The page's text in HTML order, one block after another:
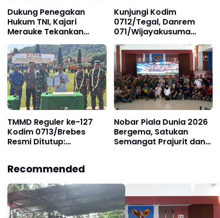
Dukung Penegakan
Hukum TNI, Kajari
Merauke Tekankan
Pentingnya Disiplin dan
Integritas
Kunjungi Kodim
0712/Tegal, Danrem
071/Wijayakusuma
Tekankan Disiplin,
Kesehatan, dan
Keharmonisan Keluarga
TMMD Reguler ke-127
Kodim 0713/Brebes
Resmi Ditutup:
Pelosok Desa Cikuya
Nobar Piala Dunia 2026
Bergema, Satukan
Semangat Prajurit dan
Recommended